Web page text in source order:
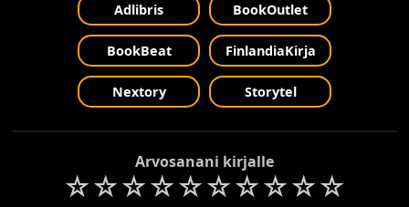
Adlibris BookOutlet
BookBeat FinlandiaKirja
Nextory Storytel
Arvosanani kirjalle
☆☆☆☆☆☆☆☆☆☆